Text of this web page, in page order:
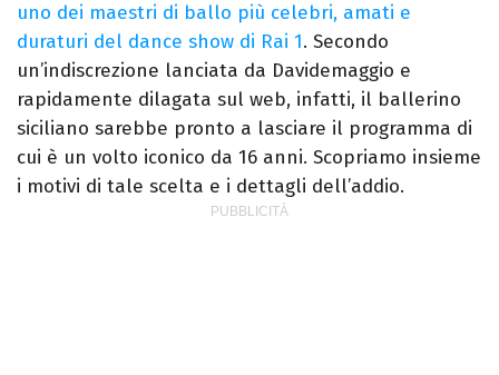
uno dei maestri di ballo più celebri, amati e
duraturi del dance show di Rai 1. Secondo
un’indiscrezione lanciata da Davidemaggio e
rapidamente dilagata sul web, infatti, il ballerino
siciliano sarebbe pronto a lasciare il programma di
cui è un volto iconico da 16 anni. Scopriamo insieme
i motivi di tale scelta e i dettagli dell’addio.